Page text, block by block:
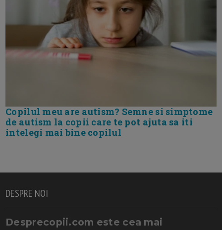
Copilul meu are autism? Semne si simptome
de autism la copii care te pot ajuta sa iti
intelegi mai bine copilul
DESPRE NOI
Desprecopii.com este cea mai